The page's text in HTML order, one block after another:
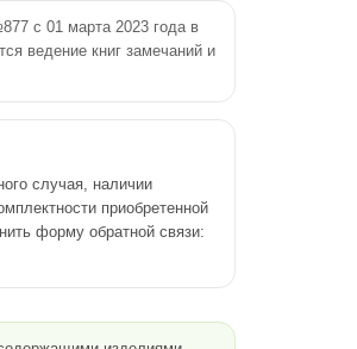
с 01 марта 2023 года в
ведение книг замечаний и
случая, наличии
приобретенной
форму обратной связи: